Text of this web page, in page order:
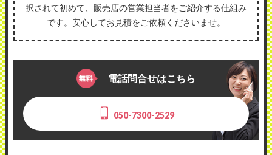
択されて初めて、販売店の営業担当者をご紹介する仕組み
です。安心してお見積をご依頼くださいませ。
電話問合せはこちら
050-7300-2529